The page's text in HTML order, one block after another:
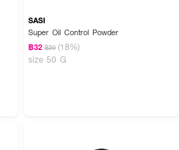
SASI
Super Oil Control Powder
฿32 ฿39 (18%)
size 50 G